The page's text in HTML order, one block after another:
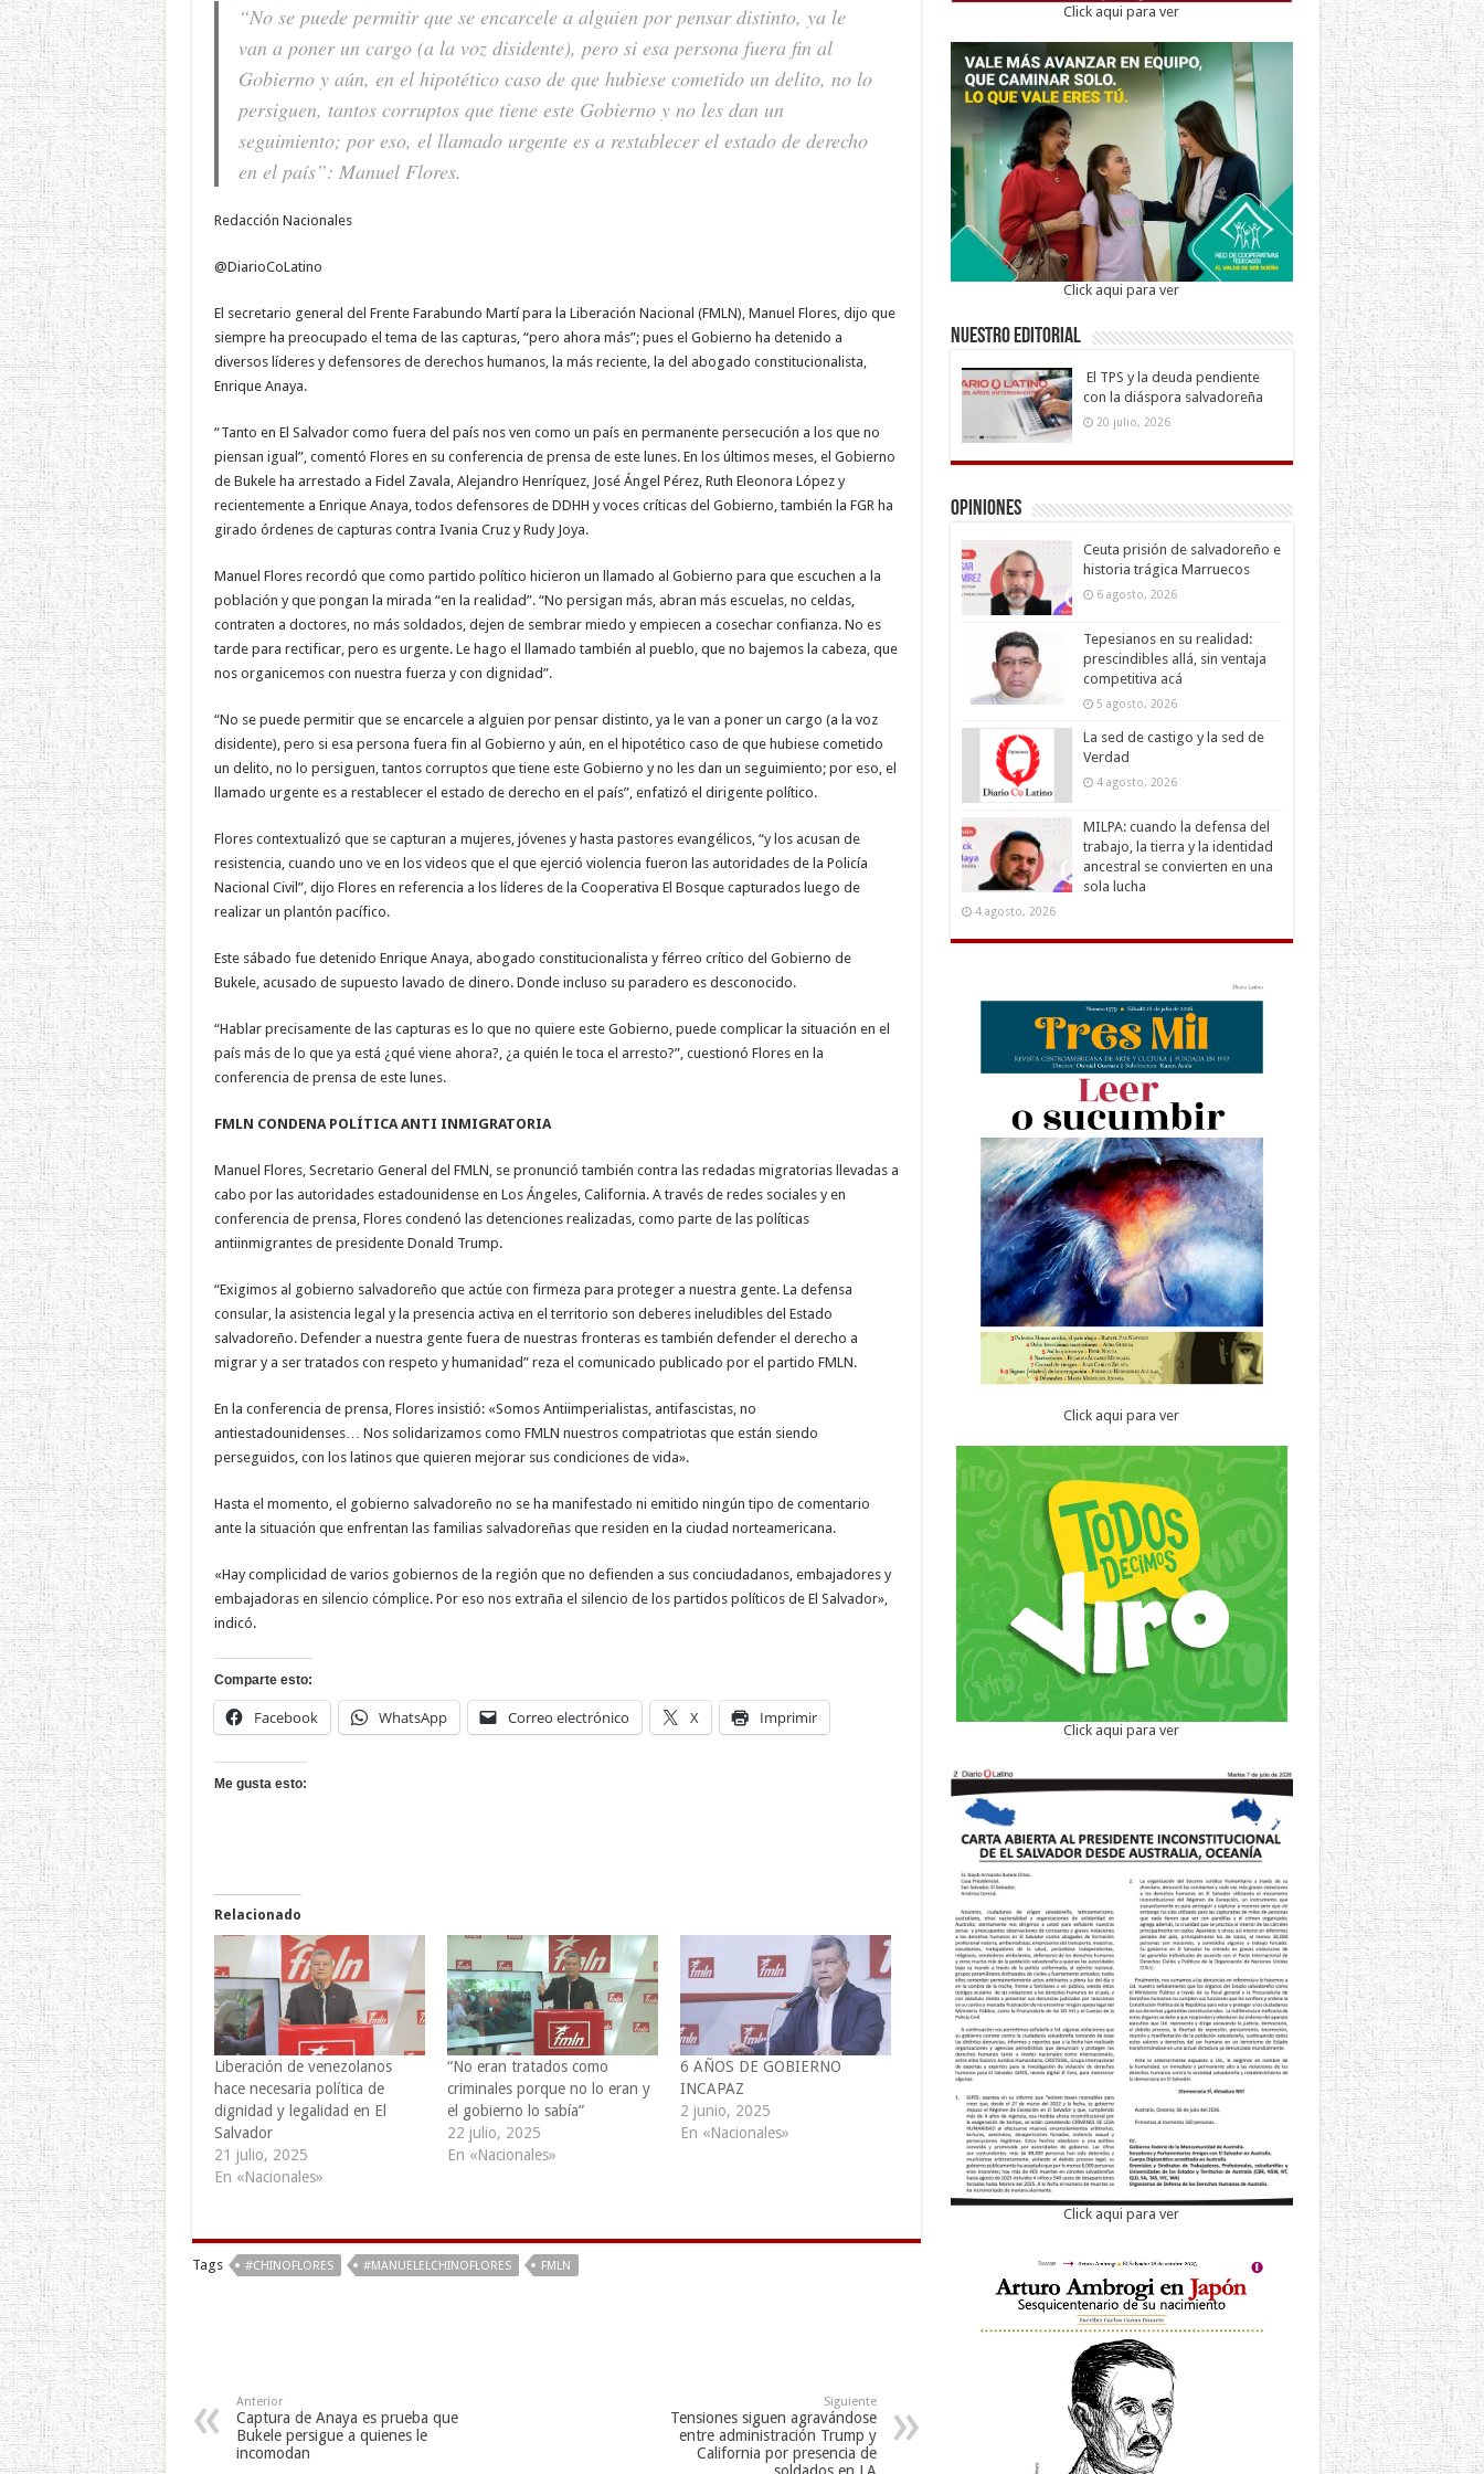
por
pensar
distinto”:
Manuel
“No se puede permitir que se encarcele a alguien por pensar distinto, ya le
van a poner un cargo (a la voz disidente), pero si esa persona fuera fin al
Gobierno y aún, en el hipotético caso de que hubiese cometido un delito, no lo
persiguen, tantos corruptos que tiene este Gobierno y no les dan un
seguimiento; por eso, el llamado urgente es a restablecer el estado de derecho
en el país”: Manuel Flores.
Redacción Nacionales
@DiarioCoLatino
El secretario general del Frente Farabundo Martí para la Liberación Nacional (FMLN), Manuel Flores, dijo que
siempre ha preocupado el tema de las capturas, “pero ahora más”; pues el Gobierno ha detenido a
diversos líderes y defensores de derechos humanos, la más reciente, la del abogado constitucionalista,
Enrique Anaya.
“Tanto en El Salvador como fuera del país nos ven como un país en permanente persecución a los que no
piensan igual”, comentó Flores en su conferencia de prensa de este lunes. En los últimos meses, el Gobierno
de Bukele ha arrestado a Fidel Zavala, Alejandro Henríquez, José Ángel Pérez, Ruth Eleonora López y
recientemente a Enrique Anaya, todos defensores de DDHH y voces críticas del Gobierno, también la FGR ha
girado órdenes de capturas contra Ivania Cruz y Rudy Joya.
Manuel Flores recordó que como partido político hicieron un llamado al Gobierno para que escuchen a la
población y que pongan la mirada “en la realidad”. “No persigan más, abran más escuelas, no celdas,
contraten a doctores, no más soldados, dejen de sembrar miedo y empiecen a cosechar confianza. No es
tarde para rectificar, pero es urgente. Le hago el llamado también al pueblo, que no bajemos la cabeza, que
nos organicemos con nuestra fuerza y con dignidad”.
“No se puede permitir que se encarcele a alguien por pensar distinto, ya le van a poner un cargo (a la voz
disidente), pero si esa persona fuera fin al Gobierno y aún, en el hipotético caso de que hubiese cometido
un delito, no lo persiguen, tantos corruptos que tiene este Gobierno y no les dan un seguimiento; por eso, el
llamado urgente es a restablecer el estado de derecho en el país”, enfatizó el dirigente político.
Flores contextualizó que se capturan a mujeres, jóvenes y hasta pastores evangélicos, “y los acusan de
resistencia, cuando uno ve en los videos que el que ejerció violencia fueron las autoridades de la Policía
Nacional Civil”, dijo Flores en referencia a los líderes de la Cooperativa El Bosque capturados luego de
realizar un plantón pacífico.
Este sábado fue detenido Enrique Anaya, abogado constitucionalista y férreo crítico del Gobierno de
Bukele, acusado de supuesto lavado de dinero. Donde incluso su paradero es desconocido.
“Hablar precisamente de las capturas es lo que no quiere este Gobierno, puede complicar la situación en el
país más de lo que ya está ¿qué viene ahora?, ¿a quién le toca el arresto?”, cuestionó Flores en la
conferencia de prensa de este lunes.
FMLN CONDENA POLÍTICA ANTI INMIGRATORIA
Manuel Flores, Secretario General del FMLN, se pronunció también contra las redadas migratorias llevadas a
cabo por las autoridades estadounidense en Los Ángeles, California. A través de redes sociales y en
conferencia de prensa, Flores condenó las detenciones realizadas, como parte de las políticas
antiinmigrantes de presidente Donald Trump.
“Exigimos al gobierno salvadoreño que actúe con firmeza para proteger a nuestra gente. La defensa
consular, la asistencia legal y la presencia activa en el territorio son deberes ineludibles del Estado
salvadoreño. Defender a nuestra gente fuera de nuestras fronteras es también defender el derecho a
migrar y a ser tratados con respeto y humanidad” reza el comunicado publicado por el partido FMLN.
En la conferencia de prensa, Flores insistió: «Somos Antiimperialistas, antifascistas, no
antiestadounidenses… Nos solidarizamos como FMLN nuestros compatriotas que están siendo
perseguidos, con los latinos que quieren mejorar sus condiciones de vida».
Hasta el momento, el gobierno salvadoreño no se ha manifestado ni emitido ningún tipo de comentario
ante la situación que enfrentan las familias salvadoreñas que residen en la ciudad norteamericana.
«Hay complicidad de varios gobiernos de la región que no defienden a sus conciudadanos, embajadores y
embajadoras en silencio cómplice. Por eso nos extraña el silencio de los partidos políticos de El Salvador»,
indicó.
Comparte esto:
Facebook WhatsApp Correo electrónico X Imprimir
Me gusta esto:
Relacionado
Liberación de venezolanos
hace necesaria política de
dignidad y legalidad en El
Salvador
21 julio, 2025
En «Nacionales»
“No eran tratados como
criminales porque no lo eran y
el gobierno lo sabía”
22 julio, 2025
En «Nacionales»
6 AÑOS DE GOBIERNO
INCAPAZ
2 junio, 2025
En «Nacionales»
Tags #CHINOFLORES #MANUELELCHINOFLORES FMLN
Anterior
Captura de Anaya es prueba que
Bukele persigue a quienes le
incomodan
Siguiente
Tensiones siguen agravándose
entre administración Trump y
California por presencia de
soldados en LA
Click aqui para ver
Click aqui para ver
Nuestro Editorial
El TPS y la deuda pendiente
con la diáspora salvadoreña
20 julio, 2026
Opiniones
Ceuta prisión de salvadoreño e
historia trágica Marruecos
6 agosto, 2026
Tepesianos en su realidad:
prescindibles allá, sin ventaja
competitiva acá
5 agosto, 2026
La sed de castigo y la sed de
Verdad
4 agosto, 2026
MILPA: cuando la defensa del
trabajo, la tierra y la identidad
ancestral se convierten en una
sola lucha
4 agosto, 2026
Click aqui para ver
Click aqui para ver
Click aqui para ver